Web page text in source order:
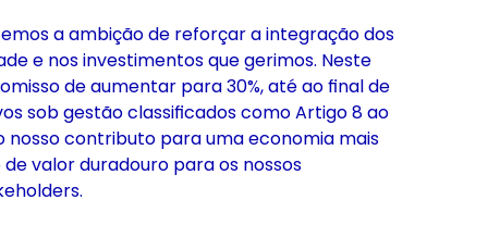
a ambição de reforçar a integração dos
e nos investimentos que gerimos. Neste
de aumentar para 30%, até ao final de
sob gestão classificados como Artigo 8 ao
nosso contributo para uma economia mais
valor duradouro para os nossos